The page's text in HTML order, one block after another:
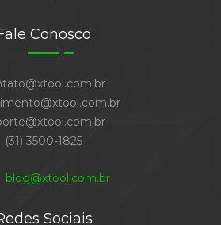
Conosco
(31) 3500-1825
blog@xtool.com.br
Sociais